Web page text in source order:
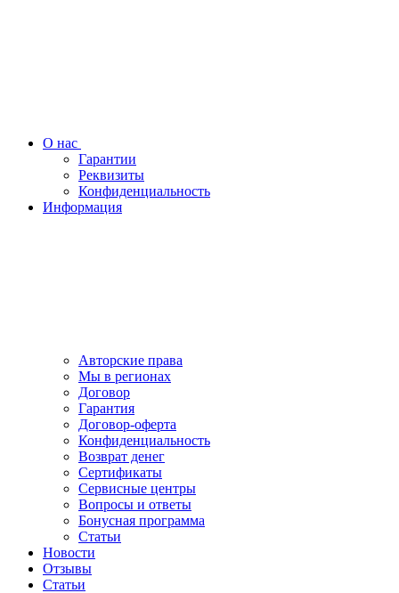
О нас
Гарантии
Реквизиты
Конфиденциальность
Информация
Авторские права
Мы в регионах
Договор
Гарантия
Договор-оферта
Конфиденциальность
Возврат денег
Сертификаты
Сервисные центры
Вопросы и ответы
Бонусная программа
Статьи
Новости
Отзывы
Статьи